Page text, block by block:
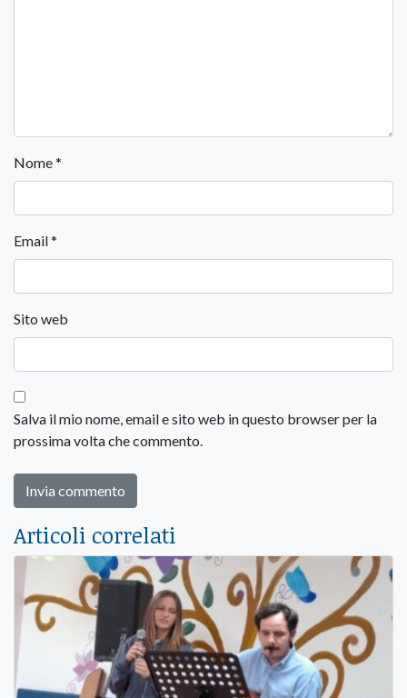
Nome*
Email*
Sito web
Salva il mio nome, email e sito web in questo browser per la
prossima volta che commento.
Articoli correlati